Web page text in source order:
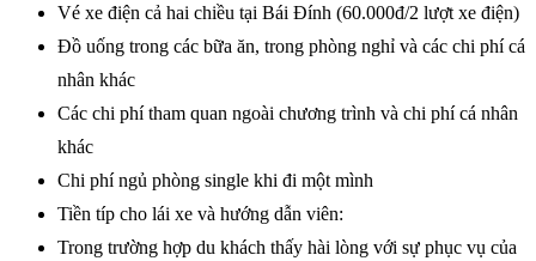
Vé xe điện cả hai chiều tại Bái Đính (60.000đ/2 lượt xe điện)
Đồ uống trong các bữa ăn, trong phòng nghỉ và các chi phí cá
nhân khác
Các chi phí tham quan ngoài chương trình và chi phí cá nhân
khác
Chi phí ngủ phòng single khi đi một mình
Tiền típ cho lái xe và hướng dẫn viên:
Trong trường hợp du khách thấy hài lòng với sự phục vụ của